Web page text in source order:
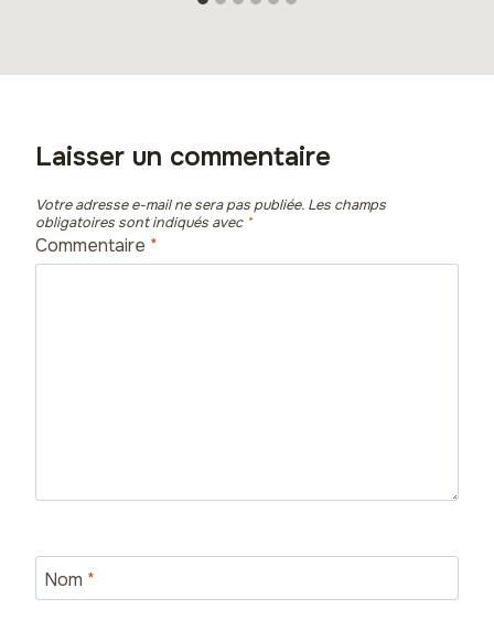
Laisser un commentaire
Votre adresse e-mail ne sera pas publiée. Les champs
obligatoires sont indiqués avec *
Commentaire *
Nom *